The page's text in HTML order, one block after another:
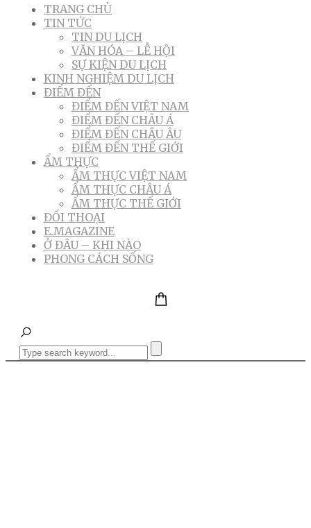
TRANG CHỦ
TIN TỨC
TIN DU LỊCH
VĂN HÓA – LỄ HỘI
SỰ KIỆN DU LỊCH
KINH NGHIỆM DU LỊCH
ĐIỂM ĐẾN
ĐIỂM ĐẾN VIỆT NAM
ĐIỂM ĐẾN CHÂU Á
ĐIỂM ĐẾN CHÂU ÂU
ĐIỂM ĐẾN THẾ GIỚI
ẨM THỰC
ẨM THỰC VIỆT NAM
ẨM THỰC CHÂU Á
ẨM THỰC THẾ GIỚI
ĐỐI THOẠI
E.MAGAZINE
Ở ĐÂU – KHI NÀO
PHONG CÁCH SỐNG